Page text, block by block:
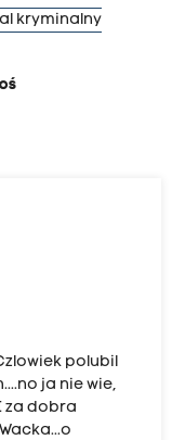
kryminalny
polubil
ja nie wie,
za dobra